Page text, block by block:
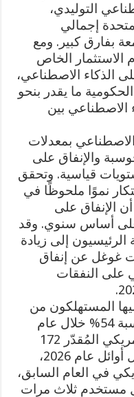
التوليدي،
إجمالي
بفارق كبير. ومع
الاستثمار الخاص
الذكاء الاصطناعي،
ما يقدر بنحو
الاصطناعي بين
بمعدلات
والإنفاق على
قياسية. وتحقق
نموًا ملحوظًا في
أن الإنفاق على
على أساس سنوي. وقد
إلى زيادة
غوغل عن إنفاق
على النفقات
المستهلكون من
الذكاء الاصطناعي التوليدي بنسبة 54% خلال عام
واحد. وبلغ فائض المستهلك الأمريكي المُقدّر 172
مليار دولار أمريكي سنويًا بحلول أوائل عام 2026،
أمريكي في العام السابق،
مستخدم ثلاث مرات